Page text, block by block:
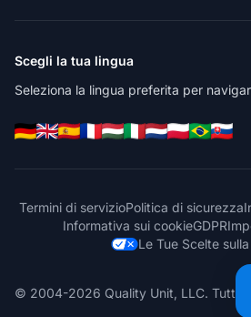
Scegli la tua lingua
Seleziona la lingua preferita per
Termini di servizioPolitica di sicurezza
Informativa sui cookieGDPR
Le Tue Scelte
© 2004-2026 Quality Unit, LLC. Tutti i